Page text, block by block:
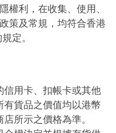
權利，在收集、使用、
策及常規，均符合香港
定。
信用卡、扣帳卡或其他
有貨品之價值均以港幣
所示之價格為準。